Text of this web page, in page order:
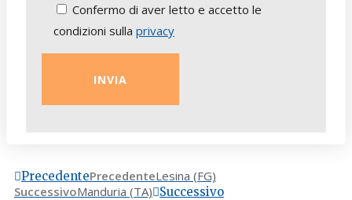
Confermo di aver letto e accetto le
condizioni sulla privacy
PrecedentePrecedenteLesina (FG)
SuccessivoManduria (TA) Successivo